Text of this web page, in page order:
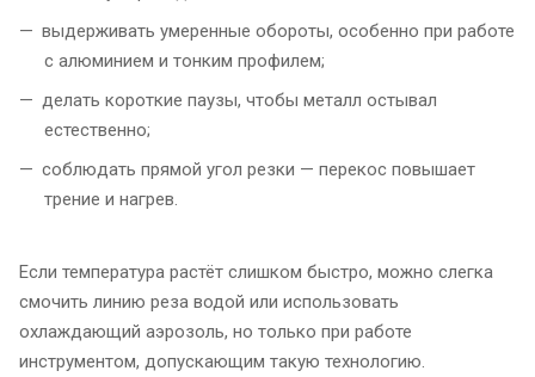
выдерживать умеренные обороты, особенно при работе
с алюминием и тонким профилем;
делать короткие паузы, чтобы металл остывал
естественно;
соблюдать прямой угол резки — перекос повышает
трение и нагрев.
Если температура растёт слишком быстро, можно слегка
смочить линию реза водой или использовать
охлаждающий аэрозоль, но только при работе
инструментом, допускающим такую технологию.